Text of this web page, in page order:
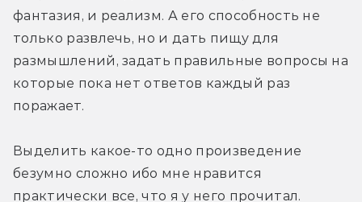
фантазия, и реализм. А его способность не
только развлечь, но и дать пищу для
размышлений, задать правильные вопросы на
которые пока нет ответов каждый раз
поражает.
Выделить какое-то одно произведение
безумно сложно ибо мне нравится
практически все, что я у него прочитал.